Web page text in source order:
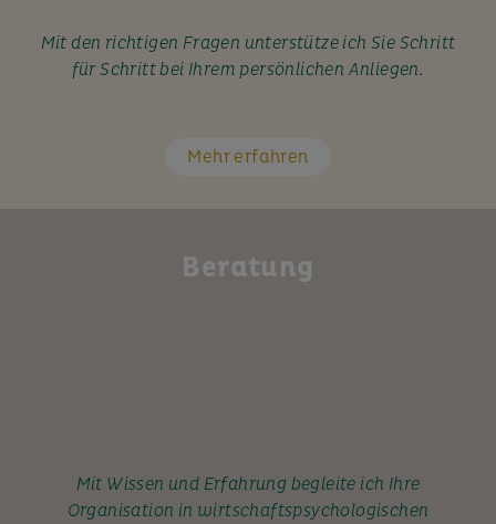
Mit den richtigen Fragen unterstütze ich Sie Schritt
für Schritt bei Ihrem persönlichen Anliegen.
Mehr erfahren
Beratung
Mit Wissen und Erfahrung begleite ich Ihre
Organisation in wirtschaftspsychologischen